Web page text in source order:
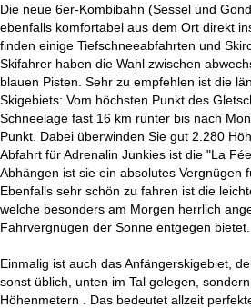
Die neue 6er-Kombibahn (Sessel und
ebenfalls komfortabel aus dem Ort direkt
finden einige Tiefschneeabfahrten und
Skifahrer haben die Wahl zwischen
blauen Pisten. Sehr zu empfehlen ist die
Skigebiets: Vom höchsten Punkt des
Schneelage fast 16 km runter bis nach
Punkt. Dabei überwinden Sie gut 2.280
Abfahrt für Adrenalin Junkies ist die "La
Abhängen ist sie ein absolutes Vergnügen
Ebenfalls sehr schön zu fahren ist die
welche besonders am Morgen herrlich
Fahrvergnügen der Sonne entgegen bietet.
Einmalig ist auch das Anfängerskigebiet,
sonst üblich, unten im Tal gelegen,
Höhenmetern . Das bedeutet allzeit